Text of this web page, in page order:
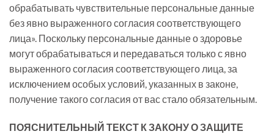
обрабатывать чувствительные персональные данные
без явно выраженного согласия соответствующего
лица». Поскольку персональные данные о здоровье
могут обрабатываться и передаваться только с явно
выраженного согласия соответствующего лица, за
исключением особых условий, указанных в законе,
получение такого согласия от вас стало обязательным.
ПОЯСНИТЕЛЬНЫЙ ТЕКСТ К ЗАКОНУ О ЗАЩИТЕ